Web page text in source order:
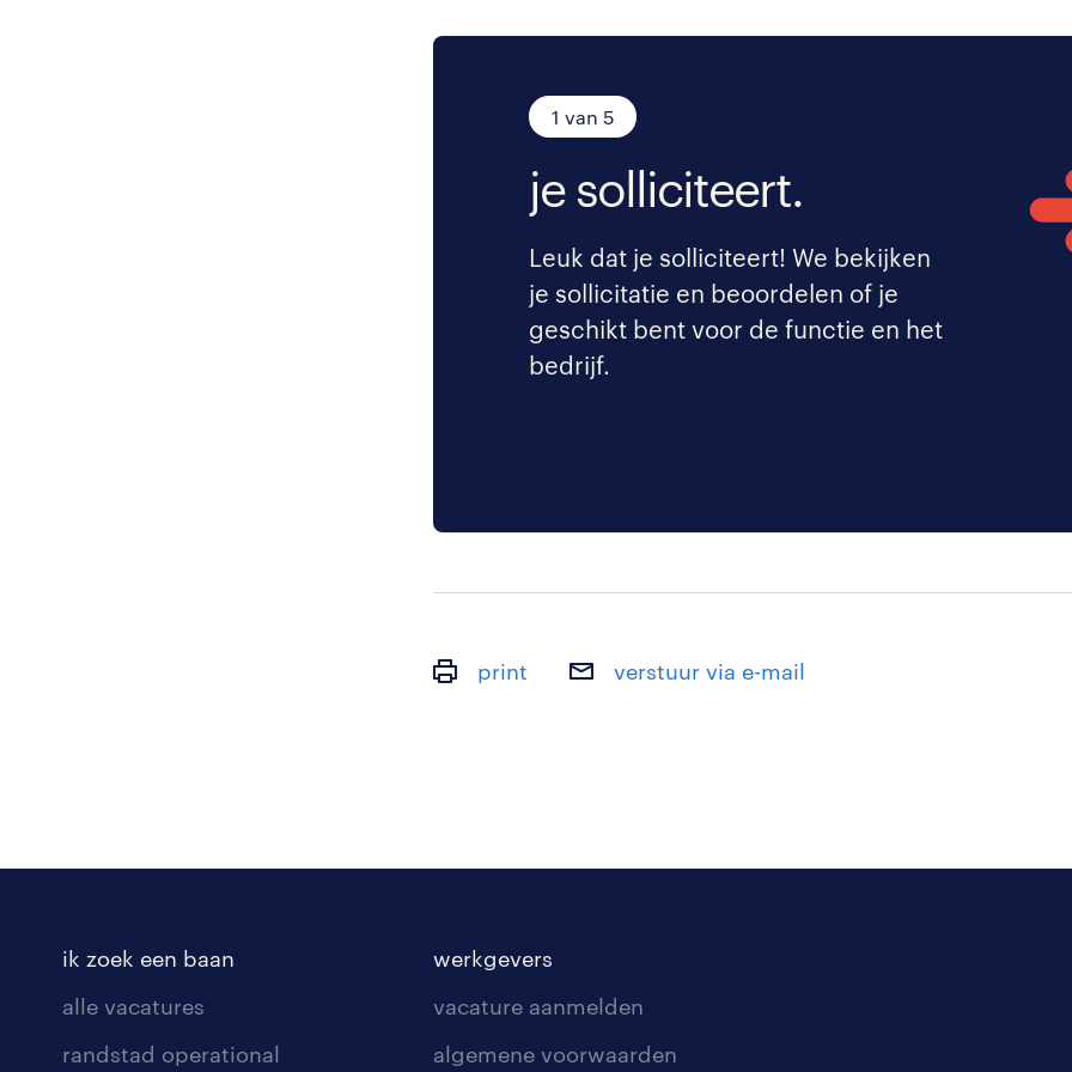
1 van 5
je solliciteert.
Leuk dat je solliciteert! We bekijken
je sollicitatie en beoordelen of je
geschikt bent voor de functie en het
bedrijf.
print verstuur via e-mail
ik zoek een baan
alle vacatures
randstad operational
werkgevers
vacature aanmelden
algemene voorwaarden